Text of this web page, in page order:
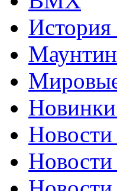
История
Новинки
Новости